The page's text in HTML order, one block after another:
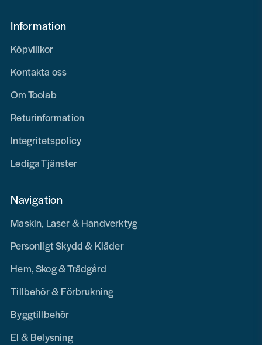
Information
Köpvillkor
Kontakta oss
Om Toolab
Returinformation
Integritetspolicy
Lediga Tjänster
Navigation
Maskin, Laser & Handverktyg
Personligt Skydd & Kläder
Hem, Skog & Trädgård
Tillbehör & Förbrukning
Byggtillbehör
El & Belysning